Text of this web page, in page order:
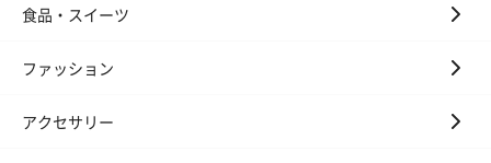
ンク）（1,760円）
花束ハンドタ
ワイト）（
食品・スイーツ
ファッション
アクセサリー